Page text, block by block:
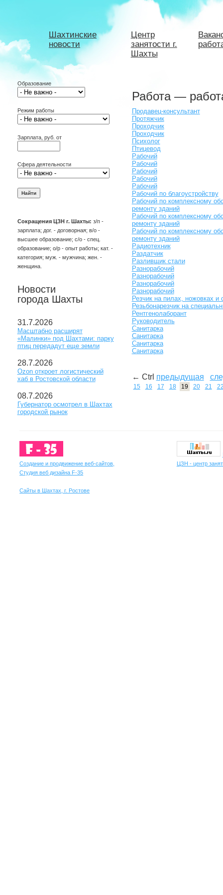
Шахтинские
новости
Центр
занятости г.
Шахты
Образование
Режим работы
Зарплата, руб. от
Сфера деятельности
Сокращения ЦЗН г. Шахты: з/п -
зарплата; дог. - договорная; в/о -
высшее образование; с/о - спец.
образование; о/р - опыт работы; кат. -
категория; муж. - мужчина; жен. -
женщина.
Новости
города Шахты
31.7.2026
Масштабно расширят
«Малинки» под Шахтами: парку
птиц передадут еще земли
28.7.2026
Ozon откроет логистический
хаб в Ростовской области
08.7.2026
Губернатор осмотрел в Шахтах
городской рынок
Работа —
Продавец-консультант
Протяжчик
Проходчик
Проходчик
Психолог
Птицевод
Рабочий
Рабочий
Рабочий
Рабочий
Рабочий
Рабочий по благоустройству
Рабочий по комплексному
ремонту зданий
Рабочий по комплексному
ремонту зданий
Рабочий по комплексному
ремонту зданий
Радиотехник
Раздатчик
Разливщик стали
Разнорабочий
Разнорабочий
Разнорабочий
Разнорабочий
Резчик на пилах, ножовках и
Резьбонарезчик на
Рентгенолаборант
Руководитель
Санитарка
Санитарка
Санитарка
Санитарка
← Ctrl предыдущая
15 16 17 18 19 20 21
Создание и продвижение веб-сайтов,
Студия веб дизайна F-35
Сайты в Шахтах, г. Ростове
ЦЗН - центр